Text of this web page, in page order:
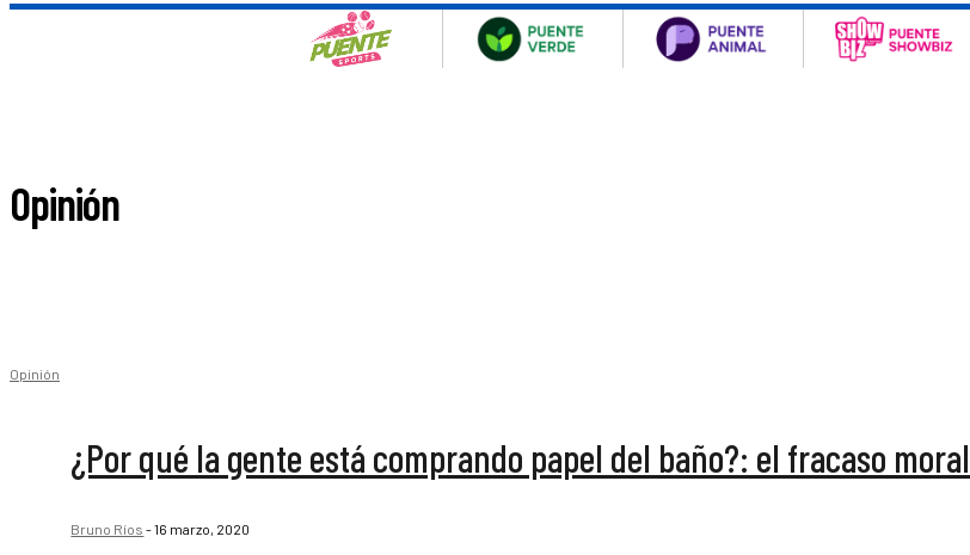
Opinión
Opinión
¿Por qué la gente está comprando papel del baño?: el fracaso
Bruno Ríos -16 marzo, 2020